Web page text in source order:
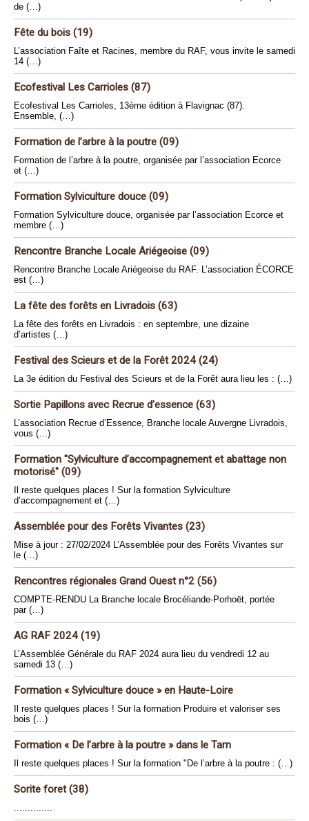
de (…)
Fête du bois (19)
L’association Faîte et Racines, membre du RAF, vous invite le samedi
14 (…)
Ecofestival Les Carrioles (87)
Ecofestival Les Carrioles, 13ème édition à Flavignac (87).
Ensemble, (…)
Formation de l’arbre à la poutre (09)
Formation de l’arbre à la poutre, organisée par l’association Ecorce
et (…)
Formation Sylviculture douce (09)
Formation Sylviculture douce, organisée par l’association Ecorce et
membre (…)
Rencontre Branche Locale Ariégeoise (09)
Rencontre Branche Locale Ariégeoise du RAF. L’association ÉCORCE
est (…)
La fête des forêts en Livradois (63)
La fête des forêts en Livradois : en septembre, une dizaine
d’artistes (…)
Festival des Scieurs et de la Forêt 2024 (24)
La 3e édition du Festival des Scieurs et de la Forêt aura lieu les : (…)
Sortie Papillons avec Recrue d’essence (63)
L’association Recrue d’Essence, Branche locale Auvergne Livradois,
vous (…)
Formation "Sylviculture d’accompagnement et abattage non
motorisé" (09)
Il reste quelques places ! Sur la formation Sylviculture
d’accompagnement et (…)
Assemblée pour des Forêts Vivantes (23)
Mise à jour : 27/02/2024 L’Assemblée pour des Forêts Vivantes sur
le (…)
Rencontres régionales Grand Ouest n°2 (56)
COMPTE-RENDU La Branche locale Brocéliande-Porhoët, portée
par (…)
AG RAF 2024 (19)
L’Assemblée Générale du RAF 2024 aura lieu du vendredi 12 au
samedi 13 (…)
Formation « Sylviculture douce » en Haute-Loire
Il reste quelques places ! Sur la formation Produire et valoriser ses
bois (…)
Formation « De l’arbre à la poutre » dans le Tarn
Il reste quelques places ! Sur la formation "De l’arbre à la poutre : (…)
Sorite foret (38)
..............